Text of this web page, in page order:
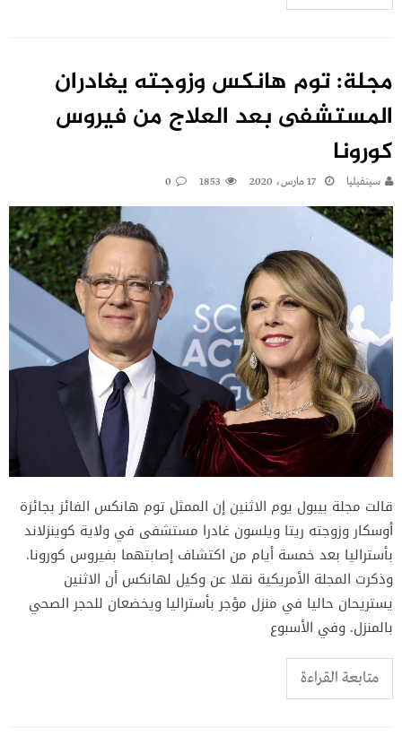
مجلة: توم هانكس وزوجته يغادران
المستشفى بعد العلاج من فيروس
كورونا
سينفيليا 17 مارس، 2020 1853
0
قالت مجلة بيبول يوم الاثنين إن الممثل توم هانكس الفائز بجائزة
أوسكار وزوجته ريتا ويلسون غادرا مستشفى في ولاية كوينزلاند
بأستراليا بعد خمسة أيام من اكتشاف إصابتهما بفيروس كورونا.
وذكرت المجلة الأمريكية نقلا عن وكيل لهانكس أن الاثنين
يستريحان حاليا في منزل مؤجر بأستراليا ويخضعان للحجر الصحي
بالمنزل. وفي الأسبوع
متابعة القراءة